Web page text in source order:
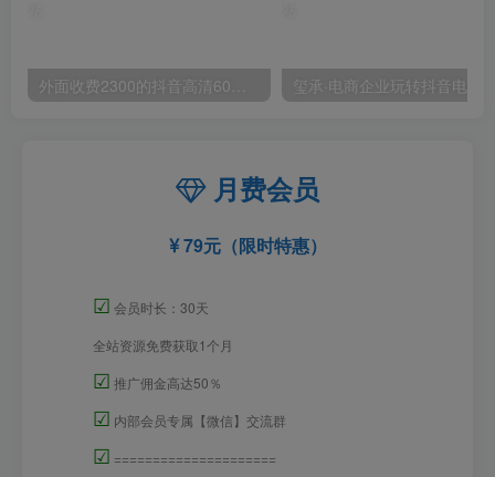
外面收费2300的抖音高清60帧视频教程，保证你能学会如何制作视频（教程+插件）
月费会员
79元（限时特惠）
☑ 会员时长：30天
全站资源免费获取1个月
☑ 推广佣金高达50％
☑ 内部会员专属【微信】交流群
☑ =====================